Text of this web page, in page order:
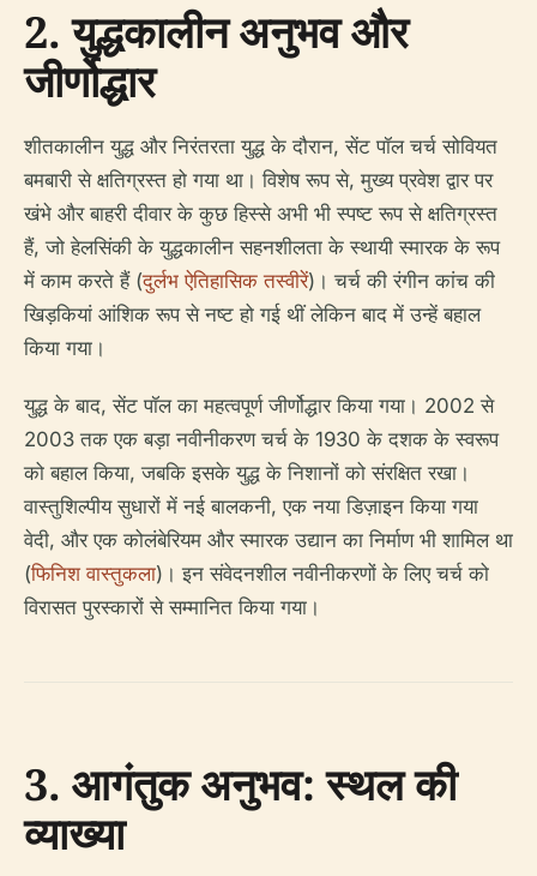
2. युद्धकालीन अनुभव और
जीर्णोद्धार
शीतकालीन युद्ध और निरंतरता युद्ध के दौरान, सेंट पॉल चर्च सोवियत
बमबारी से क्षतिग्रस्त हो गया था। विशेष रूप से, मुख्य प्रवेश द्वार पर
खंभे और बाहरी दीवार के कुछ हिस्से अभी भी स्पष्ट रूप से क्षतिग्रस्त
हैं, जो हेलसिंकी के युद्धकालीन सहनशीलता के स्थायी स्मारक के रूप
में काम करते हैं (दुर्लभ ऐतिहासिक तस्वीरें)। चर्च की रंगीन कांच की
खिड़कियां आंशिक रूप से नष्ट हो गई थीं लेकिन बाद में उन्हें बहाल
किया गया।
युद्ध के बाद, सेंट पॉल का महत्वपूर्ण जीर्णोद्धार किया गया। 2002 से
2003 तक एक बड़ा नवीनीकरण चर्च के 1930 के दशक के स्वरूप
को बहाल किया, जबकि इसके युद्ध के निशानों को संरक्षित रखा।
वास्तुशिल्पीय सुधारों में नई बालकनी, एक नया डिज़ाइन किया गया
वेदी, और एक कोलंबेरियम और स्मारक उद्यान का निर्माण भी शामिल था
(फिनिश वास्तुकला)। इन संवेदनशील नवीनीकरणों के लिए चर्च को
विरासत पुरस्कारों से सम्मानित किया गया।
3. आगंतुक अनुभव: स्थल की
व्याख्या